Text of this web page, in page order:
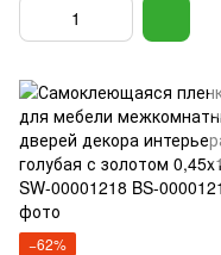
−62%